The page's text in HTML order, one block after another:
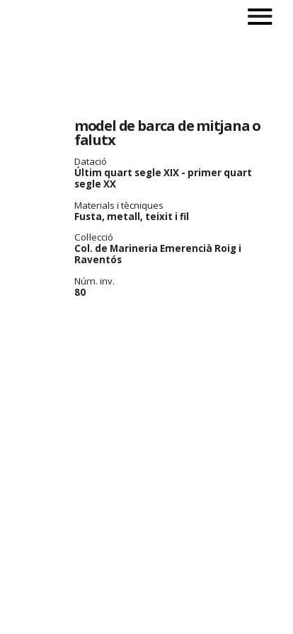
model de barca de mitjana o
falutx
Datació
Últim quart segle XIX - primer quart
segle XX
Materials i tècniques
Fusta, metall, teixit i fil
Col·lecció
Col. de Marineria Emerencià Roig i
Raventós
Núm. inv.
80